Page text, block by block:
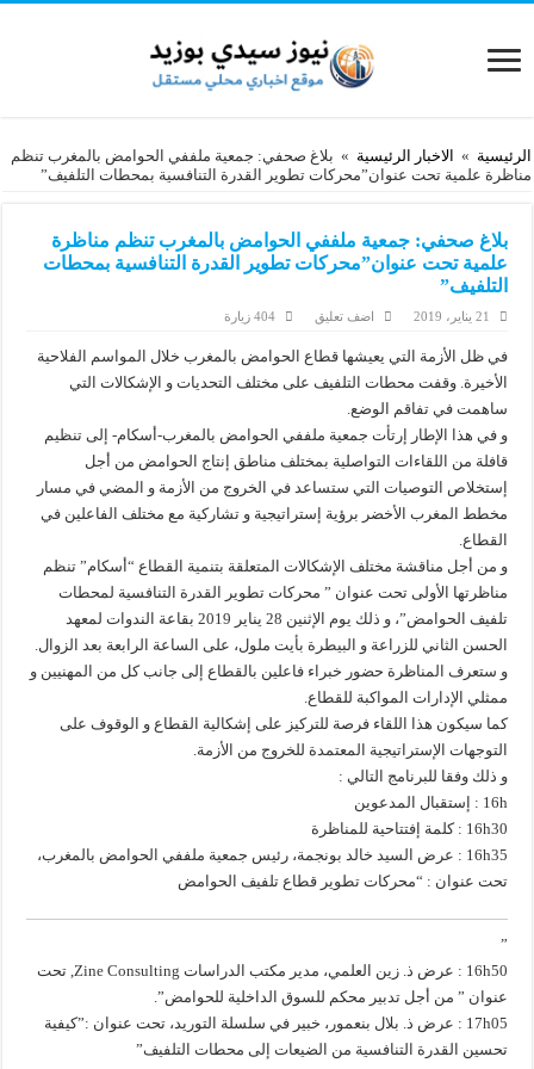
الرئيسية » الاخبار الرئيسية » بلاغ صحفي: جمعية ملففي الحوامض بالمغرب تنظم
مناظرة علمية تحت عنوان”محركات تطوير القدرة التنافسية بمحطات التلفيف”
بلاغ صحفي: جمعية ملففي الحوامض بالمغرب تنظم مناظرة
علمية تحت عنوان”محركات تطوير القدرة التنافسية بمحطات
التلفيف”
21 يناير، 2019 اضف تعليق 404 زيارة
في ظل الأزمة التي يعيشها قطاع الحوامض بالمغرب خلال المواسم الفلاحية
الأخيرة. وقفت محطات التلفيف على مختلف التحديات و الإشكالات التي
ساهمت في تفاقم الوضع.
و في هذا الإطار إرتأت جمعية ملففي الحوامض بالمغرب-أسكام- إلى تنظيم
قافلة من اللقاءات التواصلية بمختلف مناطق إنتاج الحوامض من أجل
إستخلاص التوصيات التي ستساعد في الخروج من الأزمة و المضي في مسار
مخطط المغرب الأخضر برؤية إستراتيجية و تشاركية مع مختلف الفاعلين في
القطاع.
و من أجل مناقشة مختلف الإشكالات المتعلقة بتنمية القطاع “أسكام” تنظم
مناظرتها الأولى تحت عنوان ” محركات تطوير القدرة التنافسية لمحطات
تلفيف الحوامض”، و ذلك يوم الإثنين 28 يناير 2019 بقاعة الندوات لمعهد
الحسن الثاني للزراعة و البيطرة بأيت ملول، على الساعة الرابعة بعد الزوال.
و ستعرف المناظرة حضور خبراء فاعلين بالقطاع إلى جانب كل من المهنيين و
ممثلي الإدارات المواكبة للقطاع.
كما سيكون هذا اللقاء فرصة للتركيز على إشكالية القطاع و الوقوف على
التوجهات الإستراتيجية المعتمدة للخروج من الأزمة.
و ذلك وفقا للبرنامج التالي :
16h : إستقبال المدعوين
16h30 : كلمة إفتتاحية للمناظرة
16h35 : عرض السيد خالد بونجمة، رئيس جمعية ملففي الحوامض بالمغرب،
تحت عنوان : “محركات تطوير قطاع تلفيف الحوامض
”
16h50 : عرض ذ. زين العلمي، مدير مكتب الدراسات Zine Consulting, تحت
عنوان ” من أجل تدبير محكم للسوق الداخلية للحوامض”.
17h05 : عرض ذ. بلال بنعمور، خبير في سلسلة التوريد، تحت عنوان :”كيفية
تحسين القدرة التنافسية من الضيعات إلى محطات التلفيف”